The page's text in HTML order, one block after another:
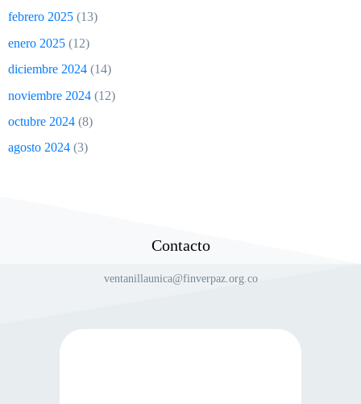
febrero 2025 (13)
enero 2025 (12)
diciembre 2024 (14)
noviembre 2024 (12)
octubre 2024 (8)
agosto 2024 (3)
Contacto
ventanillaunica@finverpaz.org.co